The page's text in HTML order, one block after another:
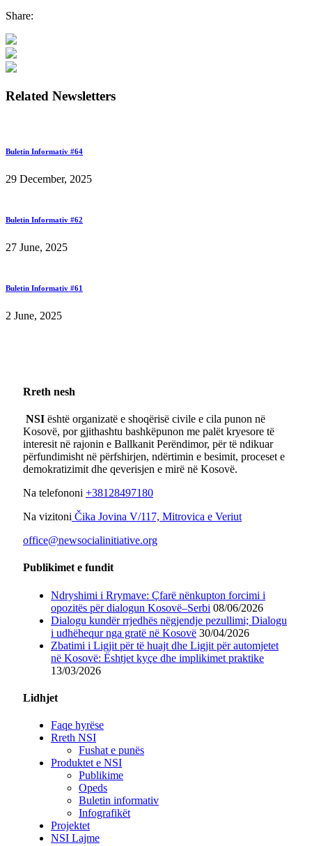
Share:
Related Newsletters
Buletin Informativ #64
29 December, 2025
Buletin Informativ #62
27 June, 2025
Buletin Informativ #61
2 June, 2025
Rreth nesh
NSI është organizatë e shoqërisë civile e cila punon në
Kosovë, por gjithashtu bashkëpunon me palët kryesore të
interesit në rajonin e Ballkanit Perëndimor, për të ndikuar
përfundimisht në përfshirjen, ndërtimin e besimit, proceset e
demokratizimit dhe qeverisjen e mirë në Kosovë.
Na telefononi +38128497180
Na vizitoni Čika Jovina V/117, Mitrovica e Veriut
office@newsocialinitiative.org
Publikimet e fundit
Ndryshimi i Rrymave: Çfarë nënkupton forcimi i
opozitës për dialogun Kosovë–Serbi 08/06/2026
Dialogu kundër rrjedhës nëgjendje pezullimi; Dialogu
i udhëhequr nga gratë në Kosovë 30/04/2026
Zbatimi i Ligjit për të huajt dhe Ligjit për automjetet
në Kosovë: Ështjet kyçe dhe implikimet praktike
13/03/2026
Lidhjet
Faqe hyrëse
Rreth NSI
Fushat e punës
Produktet e NSI
Publikime
Opeds
Buletin informativ
Infografikët
Projektet
NSI Lajme